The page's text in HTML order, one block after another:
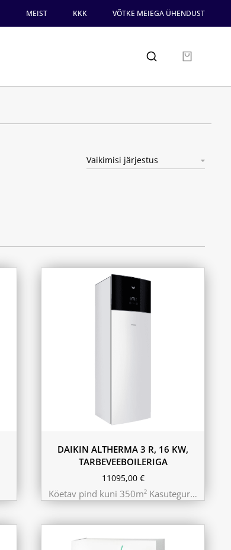
MEIST KKK VÕTKE MEIEGA ÜHENDUST
230L
DAIKIN ALTHERMA 3 R, 16 KW,
TARBEVEEBOILERIGA
11095,00 €
Köetav pind kuni 350m² Kasutegur…